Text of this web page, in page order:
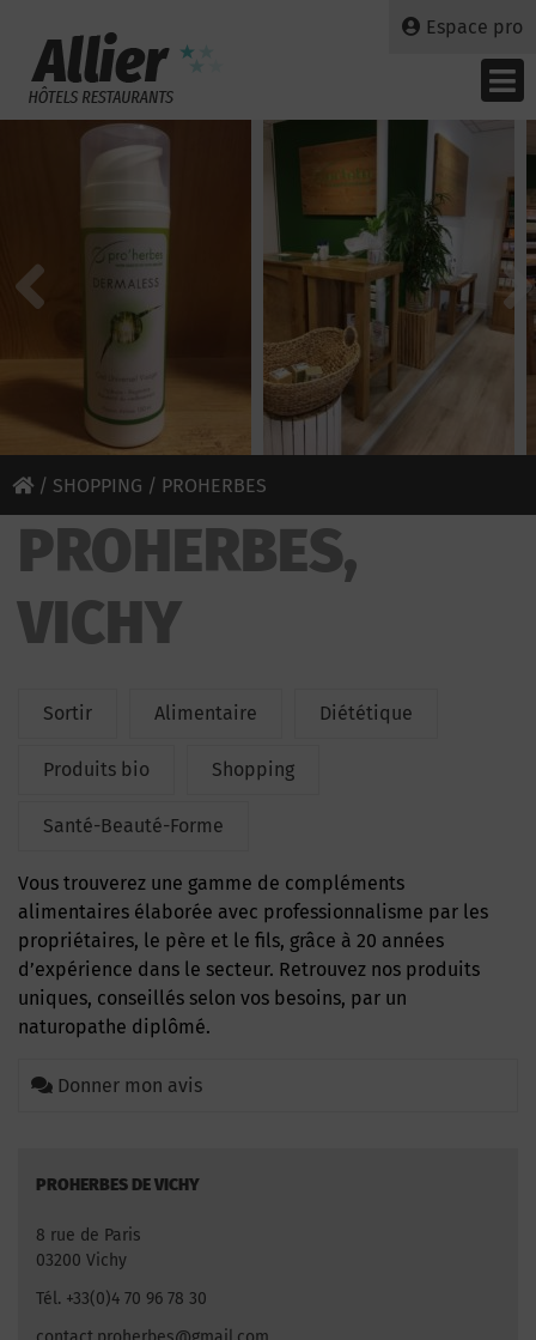
Espace pro
/ SHOPPING / PROHERBES
PROHERBES,
VICHY
Sortir Alimentaire Diététique
Produits bio Shopping
Santé-Beauté-Forme
Vous trouverez une gamme de compléments
alimentaires élaborée avec professionnalisme par les
propriétaires, le père et le fils, grâce à 20 années
d’expérience dans le secteur. Retrouvez nos produits
uniques, conseillés selon vos besoins, par un
naturopathe diplômé.
Donner mon avis
PROHERBES DE VICHY
8 rue de Paris
03200 Vichy
Tél. +33(0)4 70 96 78 30